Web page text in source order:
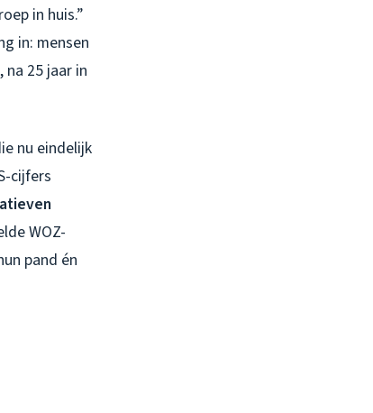
in huis.”
in: mensen
25 jaar in
nu eindelijk
cijfers
WOZ-
pand én